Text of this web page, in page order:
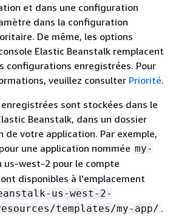
et dans une configuration
dans la configuration
De même, les options
Elastic Beanstalk remplacent
configurations enregistrées. Pour
veuillez consulter Priorité.
sont stockées dans le
Beanstalk, dans un dossier
de votre application. Par exemple,
une application nommée my-
us-west-2 pour le compte
disponibles à l'emplacement
us-west-2-
templates/my-app/ .